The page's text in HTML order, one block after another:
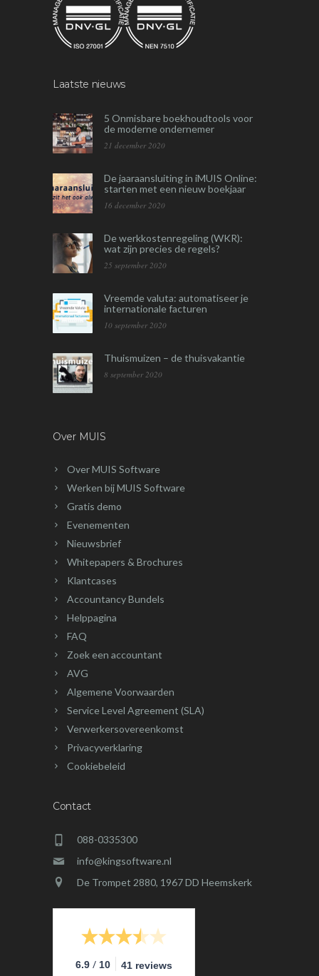
Laatste nieuws
5 Onmisbare boekhoudtools voor
de moderne ondernemer
21 december 2020
De jaaraansluiting in iMUIS Online:
starten met een nieuw boekjaar
16 december 2020
De werkkostenregeling (WKR):
wat zijn precies de regels?
25 september 2020
Vreemde valuta: automatiseer je
internationale facturen
10 september 2020
Thuismuizen – de thuisvakantie
8 september 2020
Over MUIS
Over MUIS Software
Werken bij MUIS Software
Gratis demo
Evenementen
Nieuwsbrief
Whitepapers & Brochures
Klantcases
Accountancy Bundels
Helppagina
FAQ
Zoek een accountant
AVG
Algemene Voorwaarden
Service Level Agreement (SLA)
Verwerkersovereenkomst
Privacyverklaring
Cookiebeleid
Contact
088-0335300
info@kingsoftware.nl
De Trompet 2880, 1967 DD Heemskerk
6.9 / 10 41 reviews